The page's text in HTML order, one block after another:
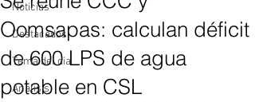
Noticias
Destacados
Tema del dia
Analisis
Oomsapas: calculan déficit
de 600 LPS de agua
potable en CSL